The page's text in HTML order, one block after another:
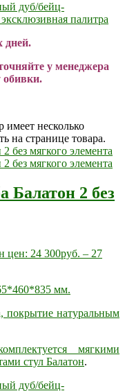
дуб/бейц-
палитра
дней.
у менеджера
обивки.
имеет несколько
на странице товара.
Балатон 2 без
цен: 24 300руб. – 27
мм.
покрытие натуральным
мягкими
стул Балатон.
дуб/бейц-